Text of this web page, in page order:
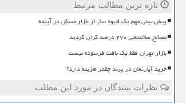
تازه ترین مطالب مرتبط
پیش بینی مهم یک انبوه ساز از بازار مسکن در آینده
مصالح ساختمانی ۲۷۰ درصد گران گردید
بازار تهران فقط یک بافت فرسوده نیست
خرید آپارتمان در پرند چقدر هزینه دارد؟
نظرات بینندگان در مورد این مطلب